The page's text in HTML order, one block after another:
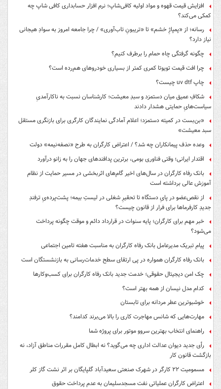
افزایش قیمت قهوه و مواد اولیه کافی‌شاپ؛ نرم افزار حسابداری کافی شاپ چه
کمکی می‌کند؟
رسانه؛ از «پمپاژِ خشم» تا «تریبونِ تاب‌آوری» / چرا جامعه امروز به سوادِ هیجانی
نیاز دارد؟
چگونه گرفتگی چاه حمام را برطرف کنیم؟
چرا افت قیمت تویوتا کمری کمتر از بسیاری خودروهای هم‌رده است؟
چاپ uv dtf چیست؟
شکافِ عمیق میان دستمزد و سبدِ معیشت؛ کارشناسان نسبت به ناکارآمدیِ
سیاست‌هایِ حمایتی هشدار دادند
«بن‌بست در کمیته دستمزد؛ اعلام آمادگی نمایندگان کارگری برای بازنگری مستقل
سبد معیشت»
وعده حذف پیمانکاران چه شد؟ / اعتراض کارگران به طرح «نصفه‌نیمه» دولت
اقتدار ایرانی؛ وقتی فناوری بومی، برترین پدافندهای جهان را به زانو درآورد
بانک رفاه کارگران در سال‌های اخیر گام‌های اثربخشی در مسیر حمایت از نظام
آموزش عالی برداشته است
از نقص‌عضو در پایِ دستگاه تا تحقیرِ شغلی در لیستِ بیمه؛ پشت‌پرده‌یِ ترفندِ
جدیدِ کارفرماها برای فرار از قانون چیست؟
خبر مهم برای کارگران؛ پایه سنوات در قرارداد دائم و موقت چگونه پرداخت
می‌شود؟
پیام تبریک مدیرعامل بانک رفاه کارگران به مناسبت هفته تامین اجتماعی
بانک رفاه کارگران همواره در پی ارتقای سطح خدمات‌رسانی به بازنشستگان است
چک امن دیجیتال حقوقی؛ خدمت جدید بانک رفاه کارگران برای کسب‌وکارها
کدام مدل نیسان از همه بهتر است؟
خوشبوترین عطر مردانه برای تابستان
مهارت‌هایی که شانس مهاجرت کاری را بالا می‌برند کدامند؟
راهنمای انتخاب بهترین سروو موتور برای پروژه شما
رأی جدید دیوان عدالت اداری چه می‌گوید؟ نه ابطال کامل مقررات مناطق آزاد، نه
بازگشت قانون کار
مسمومیت ۲۲ کارگر در شهرک صنعتی سعیدآباد گلپایگان بر اثر نشت گاز کلر
اعتراض کارگران عملیاتی نفت مسجدسلیمان به عدم پرداخت حقوق